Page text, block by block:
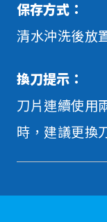
保存方式：
清水沖洗後放
換刀提示：
刀片連續使用
時，建議更換